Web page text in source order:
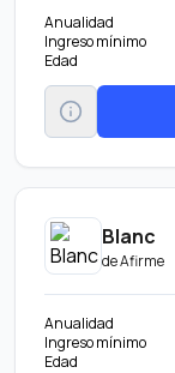
Anualidad
Ingreso mínimo
Edad
Blanc
deAfirme
Anualidad
Ingreso mínimo
Edad